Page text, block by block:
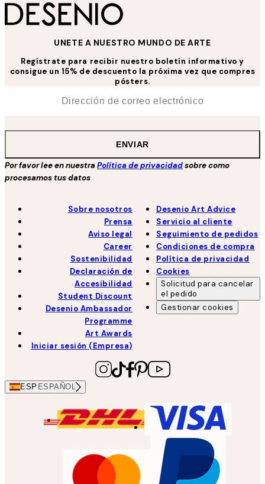
UNETE A NUESTRO MUNDO DE ARTE
Regístrate para recibir nuestro boletín informativo y
consigue un 15% de descuento la próxima vez que compres
pósters.
ENVIAR
Por favor lee en nuestraPolítica de privacidadsobre como
procesamos tus datos
Sobre nosotros
Prensa
Aviso legal
Career
Sostenibilidad
Declaración de
Accesibilidad
Student Discount
Desenio Ambassador
Programme
Art Awards
Iniciar sesión (Empresa)
Desenio Art Advice
Servicio al cliente
Seguimiento de pedidos
Condiciones de compra
Política de privacidad
Cookies
Solicitud para cancelar
el pedido
Gestionar cookies
ESP ESPAÑOL